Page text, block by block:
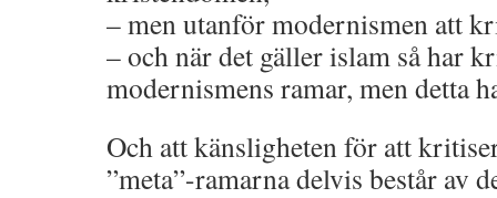
– men utanför modernismen att
– och när det gäller islam så har
modernismens ramar, men detta
Och att känsligheten för att
”meta”-ramarna delvis består av